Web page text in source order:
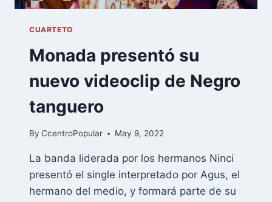
CUARTETO
Monada presentó su
nuevo videoclip de Negro
tanguero
By CcentroPopular May 9, 2022
La banda liderada por los hermanos Ninci
presentó el single interpretado por Agus, el
hermano del medio, y formará parte de su